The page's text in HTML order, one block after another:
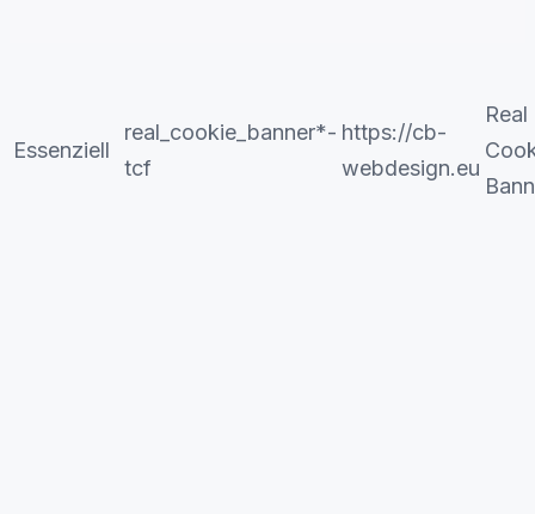
Essenziell
real_cookie_banner*-
tcf
https://cb-
webdesign.eu
Real